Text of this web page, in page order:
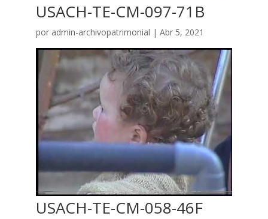
USACH-TE-CM-097-71B
por admin-archivopatrimonial | Abr 5, 2021
USACH-TE-CM-058-46F